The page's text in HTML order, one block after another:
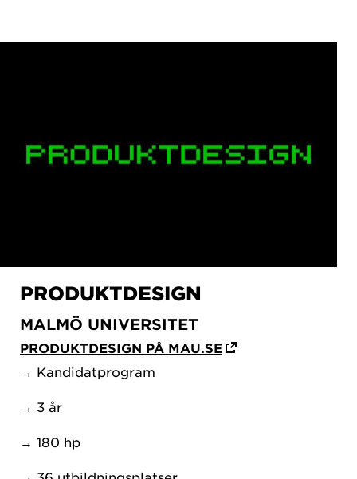
PRODUKTDESIGN
MALMÖ UNIVERSITET
PRODUKTDESIGN PÅ MAU.SE
→ Kandidatprogram
→ 3 år
→ 180 hp